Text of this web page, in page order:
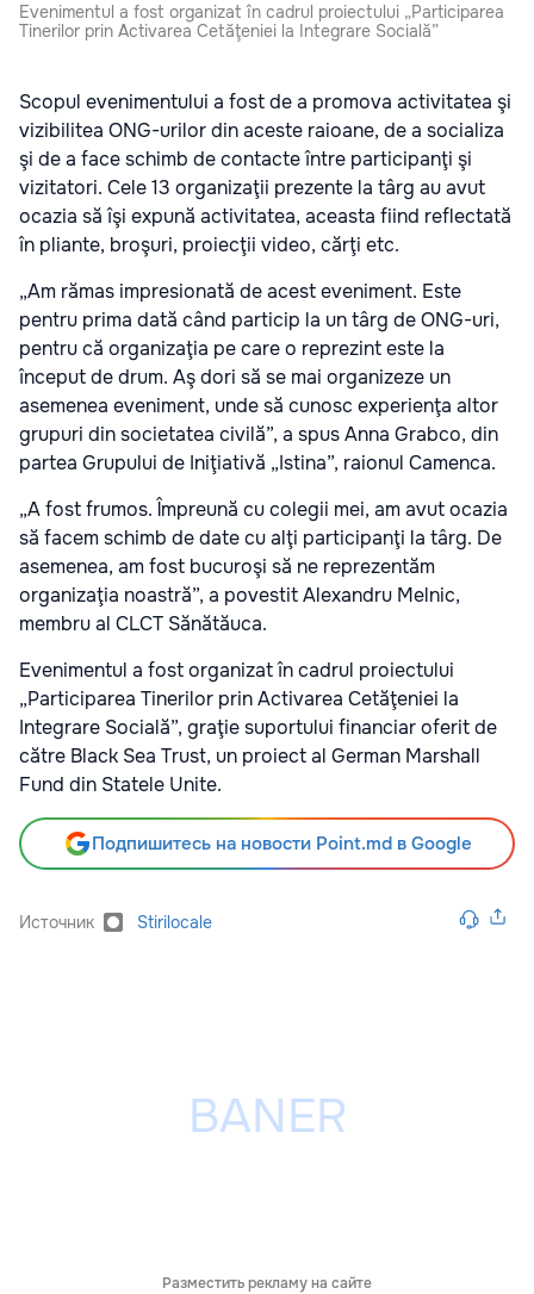
Evenimentul a fost organizat în cadrul proiectului „Participarea
Tinerilor prin Activarea Cetăţeniei la Integrare Socială”
Scopul evenimentului a fost de a promova activitatea şi
vizibilitea ONG-urilor din aceste raioane, de a socializa
şi de a face schimb de contacte între participanţi şi
vizitatori. Cele 13 organizaţii prezente la târg au avut
ocazia să îşi expună activitatea, aceasta fiind reflectată
în pliante, broşuri, proiecţii video, cărţi etc.
„Am rămas impresionată de acest eveniment. Este
pentru prima dată când particip la un târg de ONG-uri,
pentru că organizaţia pe care o reprezint este la
început de drum. Aş dori să se mai organizeze un
asemenea eveniment, unde să cunosc experienţa altor
grupuri din societatea civilă”, a spus Anna Grabco, din
partea Grupului de Iniţiativă „Istina”, raionul Camenca.
„A fost frumos. Împreună cu colegii mei, am avut ocazia
să facem schimb de date cu alţi participanţi la târg. De
asemenea, am fost bucuroşi să ne reprezentăm
organizaţia noastră”, a povestit Alexandru Melnic,
membru al CLCT Sănătăuca.
Evenimentul a fost organizat în cadrul proiectului
„Participarea Tinerilor prin Activarea Cetăţeniei la
Integrare Socială”, graţie suportului financiar oferit de
către Black Sea Trust, un proiect al German Marshall
Fund din Statele Unite.
Подпишитесь на новости Point.md в Google
Источник Stirilocale
Разместить рекламу на сайте